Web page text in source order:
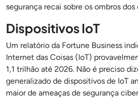
segurança recai sobre os ombros
Dispositivos IoT
Um relatório da Fortune Business
Internet das Coisas (IoT)
1,1 trilhão até 2026. Não é preciso
generalizado de dispositivos de IoT
maior de ameaças de segurança